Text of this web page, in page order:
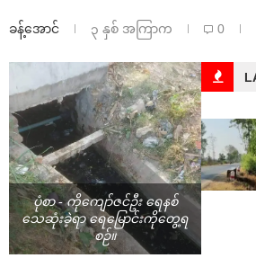
ခန့်အောင် ၃ နှစ် အကြာက 0
ပုံစာ - ကိုကျော်ဇင်ဦး ရေနစ်
သေဆုံးခဲ့ရာ ရေမြောင်းကိုတွေ့ရ
စဉ်။